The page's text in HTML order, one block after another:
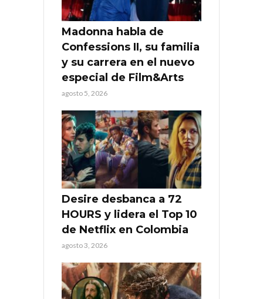
Madonna habla de
Confessions II, su familia
y su carrera en el nuevo
especial de Film&Arts
agosto 5, 2026
Desire desbanca a 72
HOURS y lidera el Top 10
de Netflix en Colombia
agosto 3, 2026